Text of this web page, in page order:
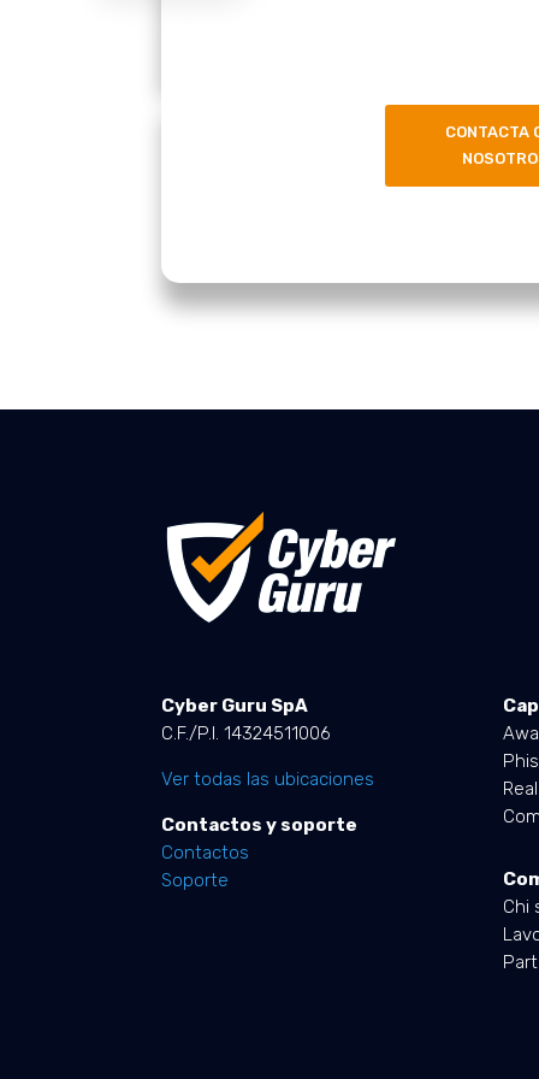
CONTACTA
Cyber Guru SpA
C.F./P.I. 14324511006
Ver todas las ubicaciones
Contactos y soporte
Contactos
Soporte
Chi